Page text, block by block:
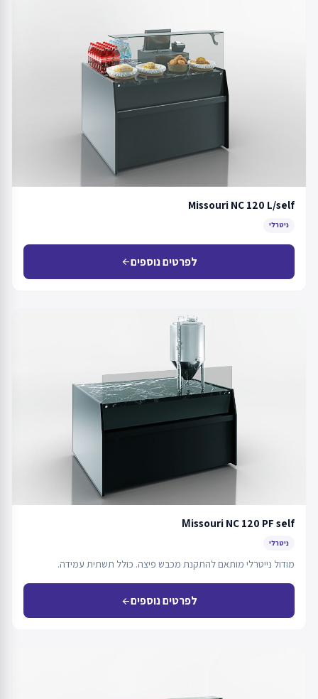
Missouri NC 120 L/self
ניטרלי
לפרטים נוספיםarrow_back
Мissouri NC 120 PF self
ניטרלי
מודול נייטרלי מותאם להתקנת מכבש פיצה. כולל תשתית עמידה.
לפרטים נוספיםarrow_back